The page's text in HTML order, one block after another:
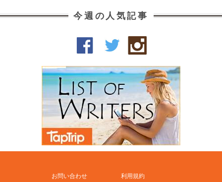
今週の人気記事
お問い合わせ 利用規約